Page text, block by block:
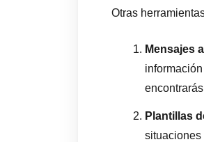
Otras
Mensajes
Plantillas
situaciones